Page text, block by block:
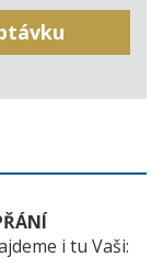
i tu Vaši: